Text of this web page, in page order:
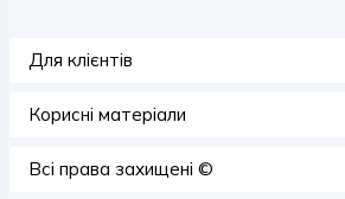
Для клієнтів
Корисні матеріали
Всi права захищенi ©